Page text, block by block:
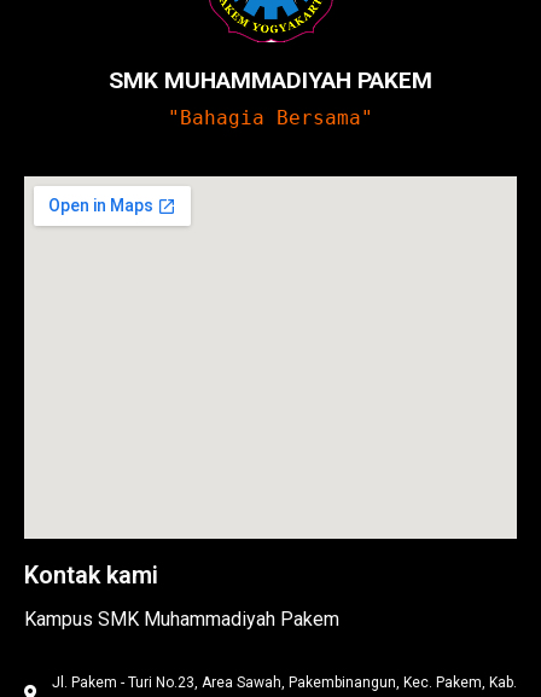
SMK MUHAMMADIYAH PAKEM
"Bahagia Bersama"
Kontak kami
Kampus SMK Muhammadiyah Pakem
Jl. Pakem - Turi No.23, Area Sawah, Pakembinangun, Kec. Pakem, Kab.